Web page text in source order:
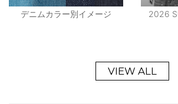
デニムカラー別イメージ
2026
VIEW ALL